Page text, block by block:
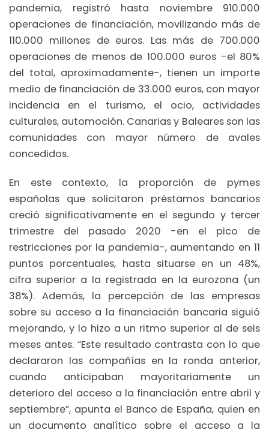
pandemia, registró hasta noviembre 910.000
operaciones de financiación, movilizando más de
110.000 millones de euros. Las más de 700.000
operaciones de menos de 100.000 euros -el 80%
del total, aproximadamente-, tienen un importe
medio de financiación de 33.000 euros, con mayor
incidencia en el turismo, el ocio, actividades
culturales, automoción. Canarias y Baleares son las
comunidades con mayor número de avales
concedidos.
En este contexto, la proporción de pymes
españolas que solicitaron préstamos bancarios
creció significativamente en el segundo y tercer
trimestre del pasado 2020 -en el pico de
restricciones por la pandemia-, aumentando en 11
puntos porcentuales, hasta situarse en un 48%,
cifra superior a la registrada en la eurozona (un
38%). Además, la percepción de las empresas
sobre su acceso a la financiación bancaria siguió
mejorando, y lo hizo a un ritmo superior al de seis
meses antes. “Este resultado contrasta con lo que
declararon las compañías en la ronda anterior,
cuando anticipaban mayoritariamente un
deterioro del acceso a la financiación entre abril y
septiembre”, apunta el Banco de España, quien en
un documento analítico sobre el acceso a la